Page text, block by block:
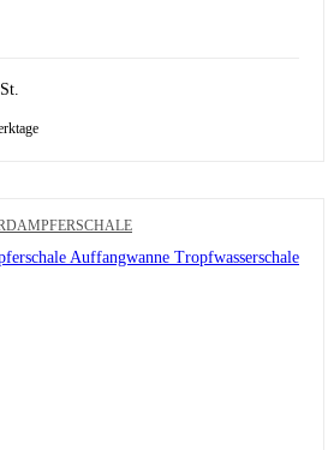
Auffangwanne Tropfwasserschale